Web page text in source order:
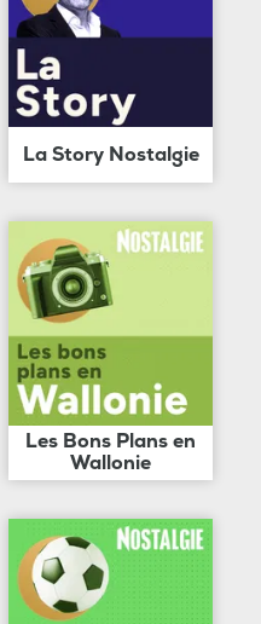
La Story Nostalgie
Les Bons Plans en
Wallonie